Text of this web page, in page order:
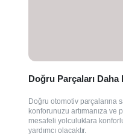
Doğru Parçaları Daha
Doğru otomotiv parçalarına
konforunuzu artırmanıza ve
mesafeli yolculuklara
yardımcı olacaktır.